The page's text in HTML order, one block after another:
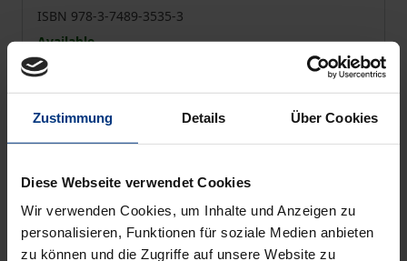
Zustimmung Details Über Cookies
Diese Webseite verwendet Cookies
Wir verwenden Cookies, um Inhalte und Anzeigen zu
personalisieren, Funktionen für soziale Medien anbieten
zu können und die Zugriffe auf unsere Website zu
ISBN 978-3-7489-3535-3
Available
may vary at checkout.
Add to Cart
Add to Wish List
Delivery cost notice